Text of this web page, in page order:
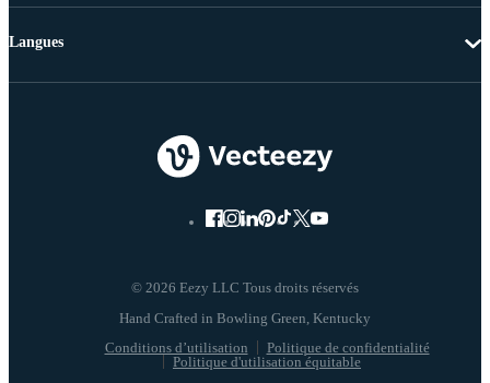
© 2026 Eezy LLC Tous droits réservés
Conditions d’utilisation
Politique de confidentialité
Politique d'utilisation équitable
Langues